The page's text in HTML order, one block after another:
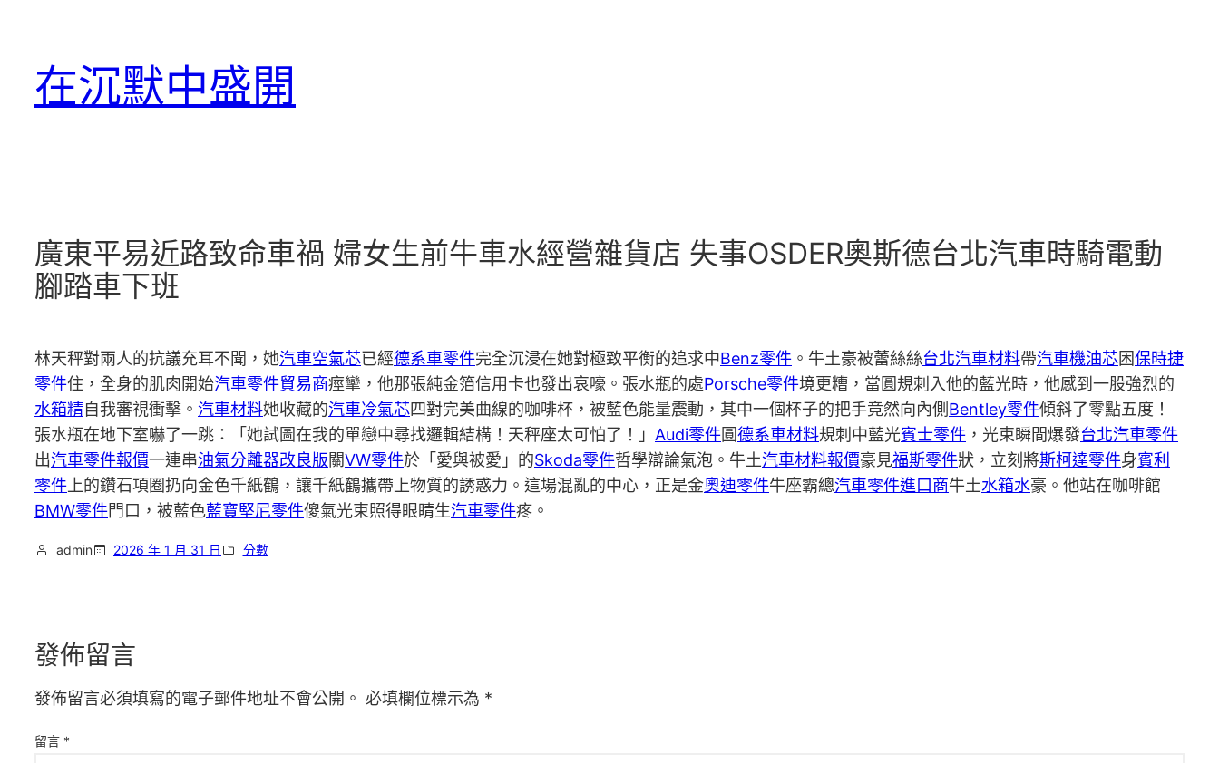
在沉默中盛開
廣東平易近路致命車禍 婦女生前牛車水經營雜貨店 失事OSDER奧斯德台北汽車時騎電動
腳踏車下班
林天秤對兩人的抗議充耳不聞，她汽車空氣芯已經德系車零件完全沉浸在她對極致平衡的追求中Benz零件 。牛土豪被蕾絲絲台北汽車材料帶汽車機油芯困保時捷
零件住，全身的肌肉開始汽車零件貿易商痙攣，他那張純金箔信用卡也發出哀嚎。張水瓶的處Porsche零件境更糟，當圓規刺入他的藍光時，他感到一股強烈的
水箱精自我審視衝擊。 汽車材料她收藏的汽車冷氣芯四對完美曲線的咖啡杯，被藍色能量震動，其中一個杯子的把手竟然向內側 Bentley零件傾斜了零點五度！
張水瓶在地下室嚇了一跳：「她試圖在我的單戀中尋找邏輯結構！天秤座太可怕了！」 Audi零件圓德系車材料規刺中藍光賓士零件 ，光束瞬間爆發台北汽車零件
出汽車零件報價一連串油氣分離器改良版關VW零件於「愛與被愛」的Skoda零件哲學辯論氣泡。牛土汽車材料報價豪見福斯零件狀，立刻將斯柯達零件身賓利
零件 上的鑽石項圈扔向金色千紙鶴，讓千紙鶴攜帶上物質的誘惑力。這場混亂的中心，正是金奧迪零件牛座霸總汽車零件進口商牛土水箱水豪。他站在咖啡館
BMW零件門口，被藍色藍寶堅尼零件傻氣光束照得眼睛生汽車零件疼。
admin 2026 年 1 月 31 日 分數
發佈留言
發佈留言必須填寫的電子郵件地址不會公開。 必填欄位標示為 *
留言 *